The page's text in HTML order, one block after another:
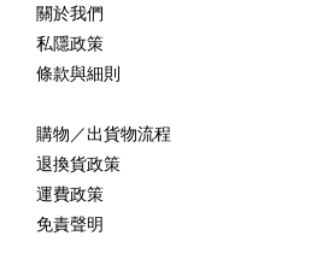
關於我們
私隱政策
條款與細則
購物／出貨物流程
退換貨政策
運費政策
免責聲明